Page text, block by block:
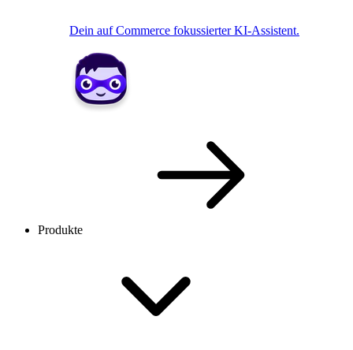
Dein auf Commerce fokussierter KI-Assistent.
Produkte